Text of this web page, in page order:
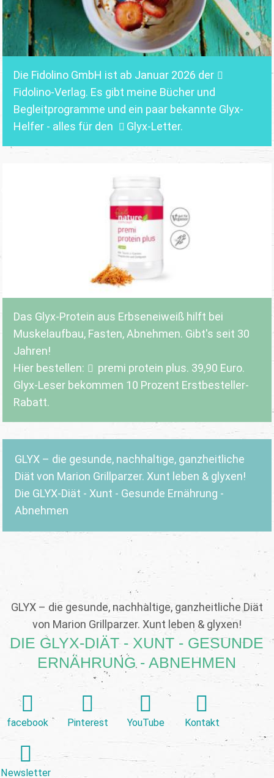
Die Fidolino GmbH ist ab Januar 2026 der
Fidolino-Verlag. Es gibt meine Bücher und
Begleitprogramme und ein paar bekannte Glyx-
Helfer - alles für den
Glyx-Letter.
Das Glyx-Protein aus Erbseneiweiß hilft bei
Muskelaufbau, Fasten, Abnehmen. Gibt's seit 30
Jahren!
Hier bestellen:
premi protein plus. 39,90 Euro.
Glyx-Leser bekommen 10 Prozent Erstbesteller-
Rabatt.
GLYX – die gesunde, nachhaltige, ganzheitliche
Diät von Marion Grillparzer. Xunt leben & glyxen!
Die GLYX-Diät - Xunt - Gesunde Ernährung -
Abnehmen
GLYX – die gesunde, nachhaltige, ganzheitliche Diät
von Marion Grillparzer. Xunt leben & glyxen!
DIE GLYX-DIÄT - XUNT - GESUNDE
ERNÄHRUNG - ABNEHMEN
facebook Pinterest YouTube Kontakt
Newsletter